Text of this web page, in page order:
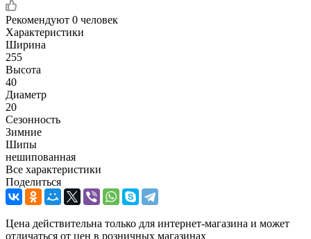
Рекомендуют 0 человек
Характеристики
Ширина
255
Высота
40
Диаметр
20
Сезонность
Зимние
Шипы
нешипованная
Все характеристики
Поделиться
Цена действительна только для интернет-магазина и может
отличаться от цен в розничных магазинах